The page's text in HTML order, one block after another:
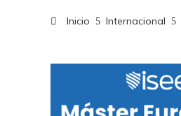
Inicio Internacional